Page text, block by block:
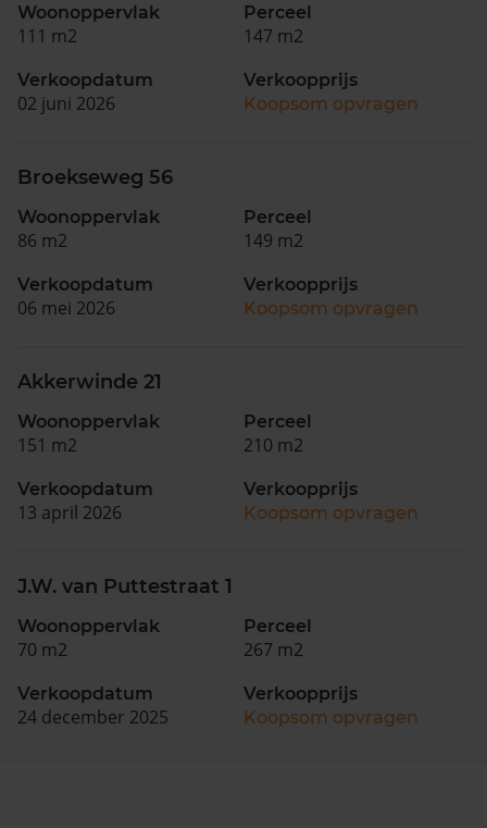
Woonoppervlak
111 m2
Perceel
147 m2
Verkoopdatum
02 juni 2026
Verkoopprijs
Koopsom opvragen
Broekseweg 56
Woonoppervlak
86 m2
Perceel
149 m2
Verkoopdatum
06 mei 2026
Verkoopprijs
Koopsom opvragen
Akkerwinde 21
Woonoppervlak
151 m2
Perceel
210 m2
Verkoopdatum
13 april 2026
Verkoopprijs
Koopsom opvragen
J.W. van Puttestraat 1
Woonoppervlak
70 m2
Perceel
267 m2
Verkoopdatum
24 december 2025
Verkoopprijs
Koopsom opvragen